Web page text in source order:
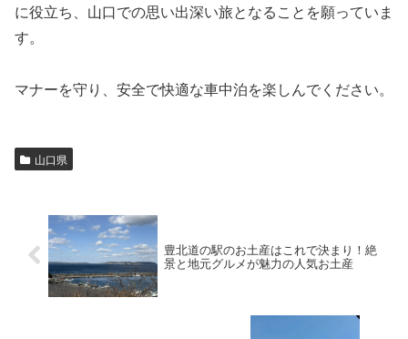
に役立ち、山口での思い出深い旅となることを願っていま
す。
マナーを守り、安全で快適な車中泊を楽しんでください。
山口県
豊北道の駅のお土産はこれで決まり！絶
景と地元グルメが魅力の人気お土産